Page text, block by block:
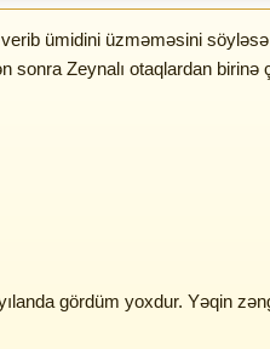
ümidini üzməməsini
sonra Zeynalı otaqlardan birinə
gördüm yoxdur. Yəqin